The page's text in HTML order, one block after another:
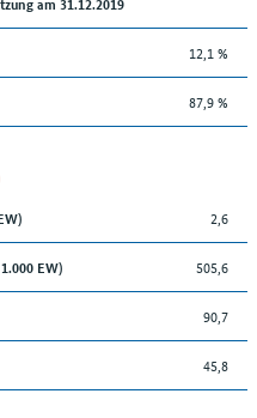
12,1 %
87,9 %
2,6
EW) 505,6
90,7
45,8